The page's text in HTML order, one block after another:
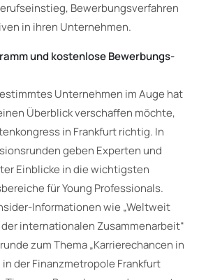
Bewerbungsverfahren
in ihren Unternehmen.
und kostenlose Bewerbungs-
Unternehmen im Auge hat
Überblick verschaffen möchte,
in Frankfurt richtig. In
geben Experten und
Einblicke in die wichtigsten
für Young Professionals.
Informationen wie „Weltweit
internationalen Zusammenarbeit“
zum Thema „Karrierechancen in
in der Finanzmetropole Frankfurt